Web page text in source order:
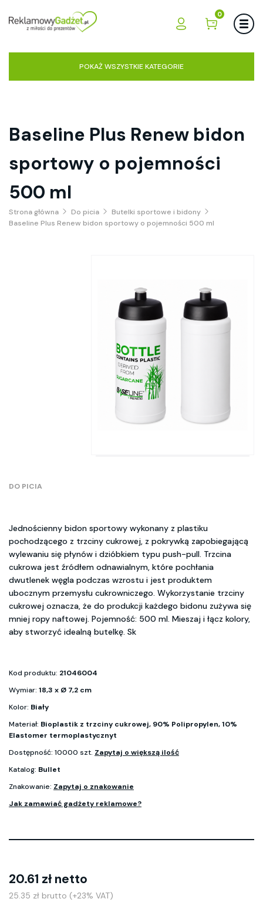
0
POKAŻ WSZYSTKIE KATEGORIE
Baseline Plus Renew bidon
sportowy o pojemności
500 ml
Strona główna Do picia
Butelki sportowe i bidony
Baseline Plus Renew bidon sportowy o pojemności 500 ml
DO PICIA
Jednościenny bidon sportowy wykonany z plastiku
pochodzącego z trzciny cukrowej, z pokrywką zapobiegającą
wylewaniu się płynów i dzióbkiem typu push-pull. Trzcina
cukrowa jest źródłem odnawialnym, które pochłania
dwutlenek węgla podczas wzrostu i jest produktem
ubocznym przemysłu cukrowniczego. Wykorzystanie trzciny
cukrowej oznacza, że do produkcji każdego bidonu zużywa się
mniej ropy naftowej. Pojemność: 500 ml. Mieszaj i łącz kolory,
aby stworzyć idealną butelkę. Sk
Kod produktu: 21046004
Wymiar: 18,3 x Ø 7,2 cm
Kolor: Biały
Materiał: Bioplastik z trzciny cukrowej, 90% Polipropylen, 10%
Elastomer termoplastycznyt
Dostępność: 10000 szt. Zapytaj o większą ilość
Katalog: Bullet
Znakowanie: Zapytaj o znakowanie
Jak zamawiać gadżety reklamowe?
20.61 zł netto
25.35 zł brutto (+23% VAT)